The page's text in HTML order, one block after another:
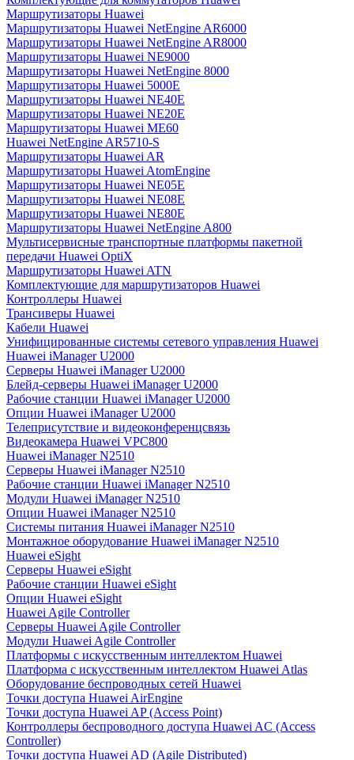
Маршрутизаторы Huawei
Маршрутизаторы Huawei NetEngine AR6000
Маршрутизаторы Huawei NetEngine AR8000
Маршрутизаторы Huawei NE9000
Маршрутизаторы Huawei NetEngine 8000
Маршрутизаторы Huawei 5000E
Маршрутизаторы Huawei NE40E
Маршрутизаторы Huawei NE20E
Маршрутизаторы Huawei ME60
Huawei NetEngine AR5710-S
Маршрутизаторы Huawei AR
Маршрутизаторы Huawei AtomEngine
Маршрутизаторы Huawei NE05E
Маршрутизаторы Huawei NE08E
Маршрутизаторы Huawei NE80E
Маршрутизаторы Huawei NetEngine A800
Мультисервисные транспортные платформы пакетной
передачи Huawei OptiX
Маршрутизаторы Huawei ATN
Комплектующие для маршрутизаторов Huawei
Контроллеры Huawei
Трансиверы Huawei
Кабели Huawei
Унифицированные системы сетевого управления Huawei
Huawei iManager U2000
Серверы Huawei iManager U2000
Блейд-серверы Huawei iManager U2000
Рабочие станции Huawei iManager U2000
Опции Huawei iManager U2000
Телеприсутствие и видеоконференцсвязь
Видеокамера Huawei VPC800
Huawei iManager N2510
Серверы Huawei iManager N2510
Рабочие станции Huawei iManager N2510
Модули Huawei iManager N2510
Опции Huawei iManager N2510
Системы питания Huawei iManager N2510
Монтажное оборудование Huawei iManager N2510
Huawei eSight
Серверы Huawei eSight
Рабочие станции Huawei eSight
Опции Huawei eSight
Huawei Agile Controller
Серверы Huawei Agile Controller
Модули Huawei Agile Controller
Платформы с искусственным интеллектом Huawei
Платформа с искусственным интеллектом Huawei Atlas
Оборудование беспроводных сетей Huawei
Точки доступа Huawei AirEngine
Точки доступа Huawei AP (Access Point)
Контроллеры беспроводного доступа Huawei AC (Access
Controller)
Точки доступа Huawei AD (Agile Distributed)